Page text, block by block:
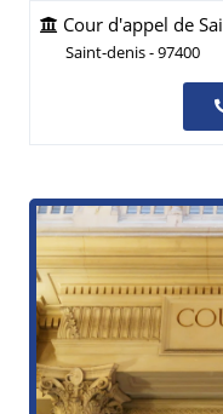
Cour d'appel de
Saint-denis - 97400